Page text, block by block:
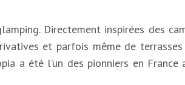
Directement inspirées des
et parfois même de
a été l’un des pionniers en